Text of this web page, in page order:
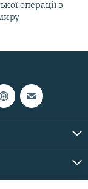
операції з